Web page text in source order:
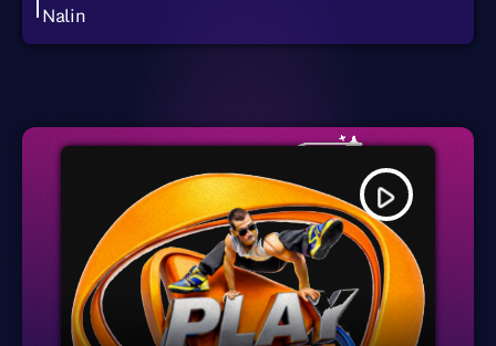
Nalin
play_arrow